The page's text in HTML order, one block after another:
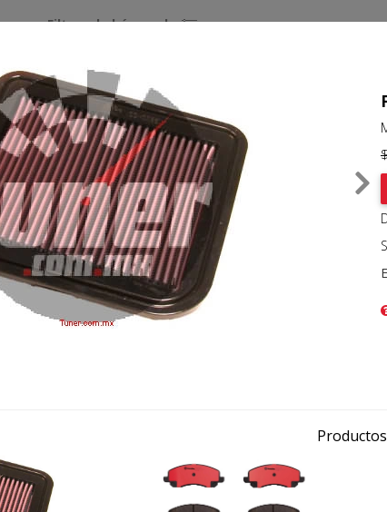
Filtros de búsqueda